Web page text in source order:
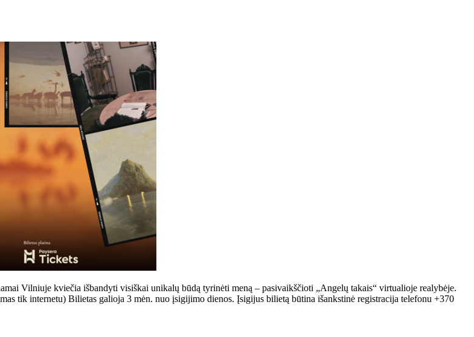
Vilniuje kviečia išbandyti visiškai unikalų būdą tyrinėti meną – pasivaikščioti „Angelų takais“ virtualioje realybėje.
tik internetu) Bilietas galioja 3 mėn. nuo įsigijimo dienos. Įsigijus bilietą būtina išankstinė registracija telefonu +370